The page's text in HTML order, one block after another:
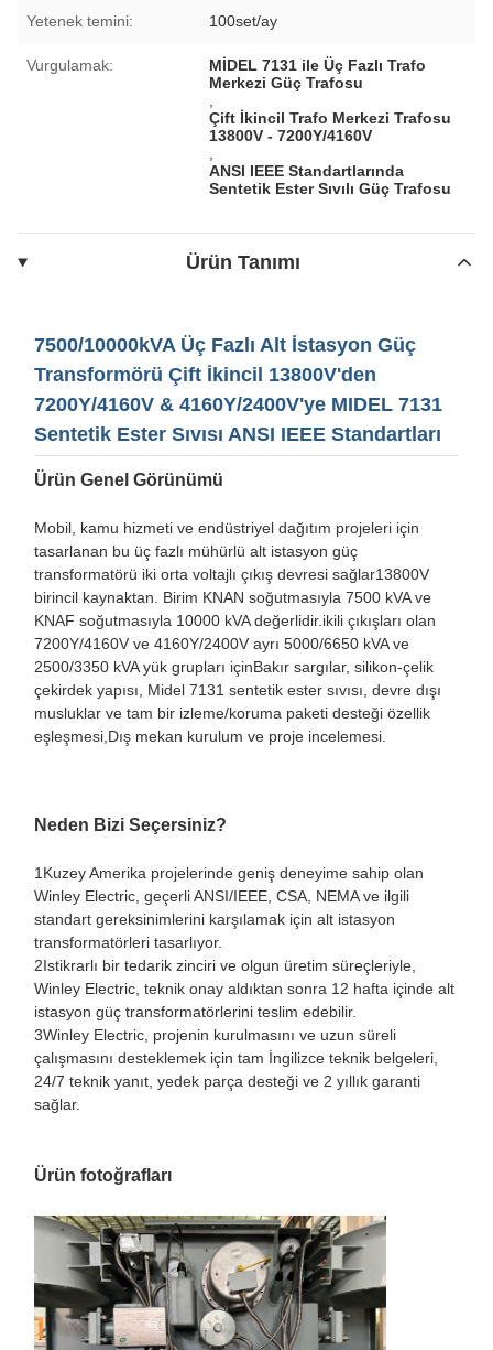
Yetenek temini: 100set/ay
Vurgulamak:
MİDEL 7131 ile Üç Fazlı Trafo
Merkezi Güç Trafosu
Çift İkincil Trafo Merkezi Trafosu
13800V - 7200Y/4160V
ANSI IEEE Standartlarında
Sentetik Ester Sıvılı Güç Trafosu
Ürün Tanımı
7500/10000kVA Üç Fazlı Alt İstasyon Güç
Transformörü Çift İkincil 13800V'den
7200Y/4160V & 4160Y/2400V'ye MIDEL 7131
Sentetik Ester Sıvısı ANSI IEEE Standartları
Ürün Genel Görünümü
Mobil, kamu hizmeti ve endüstriyel dağıtım projeleri için
tasarlanan bu üç fazlı mühürlü alt istasyon güç
transformatörü iki orta voltajlı çıkış devresi sağlar13800V
birincil kaynaktan. Birim KNAN soğutmasıyla 7500 kVA ve
KNAF soğutmasıyla 10000 kVA değerlidir.ikili çıkışları olan
7200Y/4160V ve 4160Y/2400V ayrı 5000/6650 kVA ve
2500/3350 kVA yük grupları içinBakır sargılar, silikon-çelik
çekirdek yapısı, Midel 7131 sentetik ester sıvısı, devre dışı
musluklar ve tam bir izleme/koruma paketi desteği özellik
eşleşmesi,Dış mekan kurulum ve proje incelemesi.
Neden Bizi Seçersiniz?
1Kuzey Amerika projelerinde geniş deneyime sahip olan
Winley Electric, geçerli ANSI/IEEE, CSA, NEMA ve ilgili
standart gereksinimlerini karşılamak için alt istasyon
transformatörleri tasarlıyor.
2Istikrarlı bir tedarik zinciri ve olgun üretim süreçleriyle,
Winley Electric, teknik onay aldıktan sonra 12 hafta içinde alt
istasyon güç transformatörlerini teslim edebilir.
3Winley Electric, projenin kurulmasını ve uzun süreli
çalışmasını desteklemek için tam İngilizce teknik belgeleri,
24/7 teknik yanıt, yedek parça desteği ve 2 yıllık garanti
sağlar.
Ürün fotoğrafları